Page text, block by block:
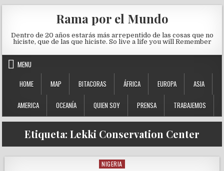
Rama por el Mundo
Dentro de 20 años estarás más arrepentido de las cosas que no
hiciste, que de las que hiciste. So live a life you will Remember
MENU
HOME
MAP BITACORAS ÁFRICA EUROPA ASIA
AMERICA OCEANÍA QUIEN SOY PRENSA TRABAJEMOS
Etiqueta: Lekki Conservation Center
Posted in
NIGERIA